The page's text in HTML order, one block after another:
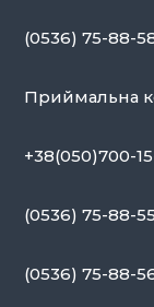
(0536) 75-88-
Приймальна
+38(050)700-
(0536) 75-88-
(0536) 75-88-